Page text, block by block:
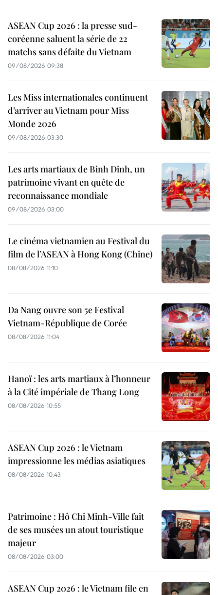
ASEAN Cup 2026 : la presse sud-
coréenne saluent la série de 22
matchs sans défaite du Vietnam
09/08/2026 09:38
Les Miss internationales continuent
d’arriver au Vietnam pour Miss
Monde 2026
09/08/2026 03:30
Les arts martiaux de Binh Dinh, un
patrimoine vivant en quête de
reconnaissance mondiale
09/08/2026 03:00
Le cinéma vietnamien au Festival du
film de l’ASEAN à Hong Kong (Chine)
08/08/2026 11:10
Da Nang ouvre son 5e Festival
Vietnam-République de Corée
08/08/2026 11:04
Hanoï : les arts martiaux à l’honneur
à la Cité impériale de Thang Long
08/08/2026 10:55
ASEAN Cup 2026 : le Vietnam
impressionne les médias asiatiques
08/08/2026 10:43
Patrimoine : Hô Chi Minh-Ville fait
de ses musées un atout touristique
majeur
08/08/2026 03:00
ASEAN Cup 2026 : le Vietnam file en